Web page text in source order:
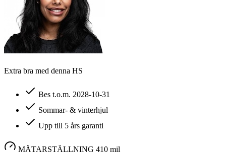
Extra bra med denna HS
Bes t.o.m. 2028-10-31
Sommar- & vinterhjul
Upp till 5 års garanti
MÄTARSTÄLLNING 410 mil